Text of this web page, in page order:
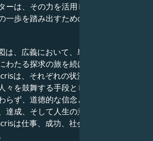
ーは、その力を活用して他者を導き、
一歩を踏み出すための手段として機能
は、広義において、単に有名であるだ
わたる探求の旅を続ける人間を象徴し
は、それぞれの状況を世界への足跡
々を鼓舞する手段として活用し、公衆
らず、道徳的な信念と宗教的な信仰に
達成、そして人生の意味を求める人々
は仕事、成功、社会活動における指